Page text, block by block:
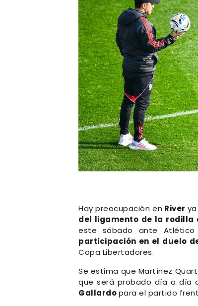
Hay preocupación en River
del ligamento de la rodilla
este sábado ante
participación en el duelo
Copa Libertadores.
Se estima que Martínez
que será probado día a día
Gallardopara el partido